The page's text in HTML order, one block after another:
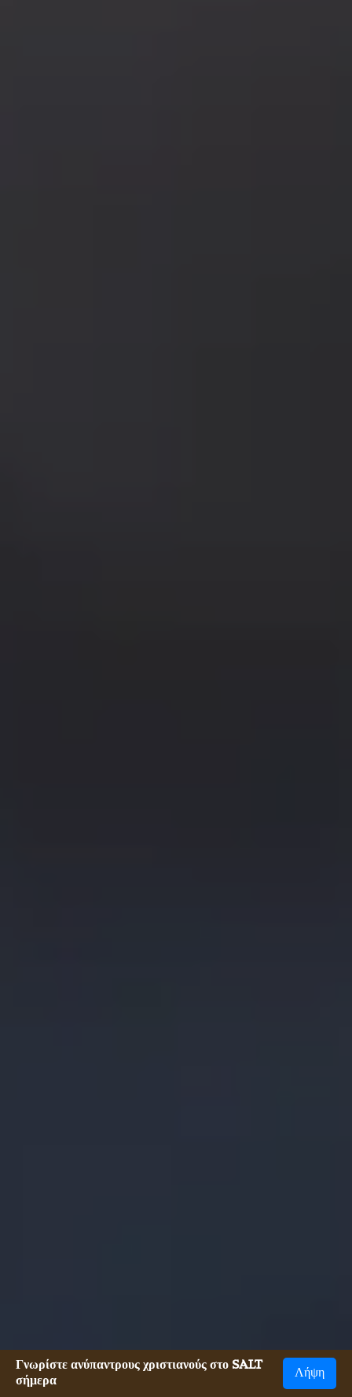
Γνωρίστε ανύπαντρους χριστιανούς στο SALT
σήμερα
Λήψη